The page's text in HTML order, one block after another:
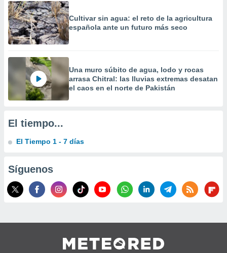
e
mediante
publicidad
publicidad
de
1199
Cultivar sin agua: el reto de la agricultura
española ante un futuro más seco
Una muro súbito de agua, lodo y rocas
arrasa Chitral: las lluvias extremas desatan
el caos en el norte de Pakistán
El tiempo...
El Tiempo 1 - 7 días
Síguenos